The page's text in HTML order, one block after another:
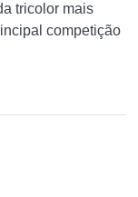
tricolor mais
competição